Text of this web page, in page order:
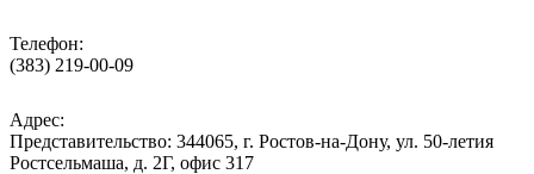
Телефон:
(383) 219-00-09
Адрес:
Представительство: 344065, г. Ростов-на-Дону, ул. 50-летия
Ростсельмаша, д. 2Г, офис 317